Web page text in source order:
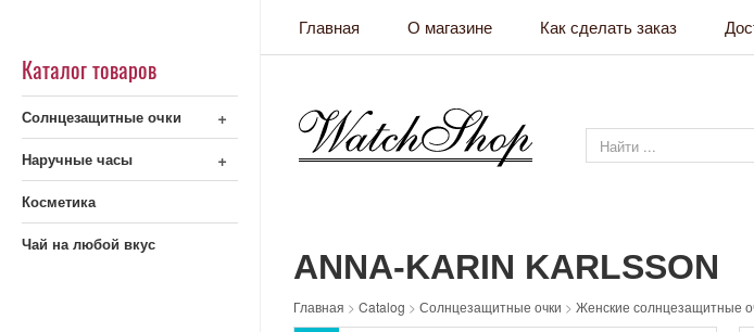
Главная О магазине Как сделать заказ
Каталог товаров
+
Солнцезащитные очки
+
Наручные часы
Косметика
Чай на любой вкус
ANNA-KARIN KARLSSON
Главная > Catalog > Солнцезащитные очки > Женские солнцезащитные